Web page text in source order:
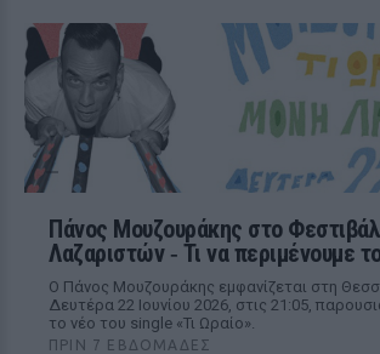
Πάνος Μουζουράκης στο
Λαζαριστών ‑ Τι να περιμένουμε
Ο Πάνος Μουζουράκης εμφανίζεται στη
Δευτέρα 22 Ιουνίου 2026, στις 21:05,
το νέο του single «Τι Ωραίο».
ΠΡΙΝ 7 ΕΒΔΟΜΆΔΕΣ